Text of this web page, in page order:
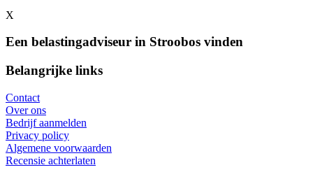
X
Een belastingadviseur in Stroobos vinden
Belangrijke links
Contact
Over ons
Bedrijf aanmelden
Privacy policy
Algemene voorwaarden
Recensie achterlaten